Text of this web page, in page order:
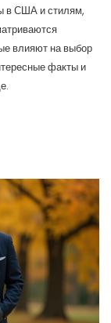
в США и стилям,
влияют на выбор
факты и